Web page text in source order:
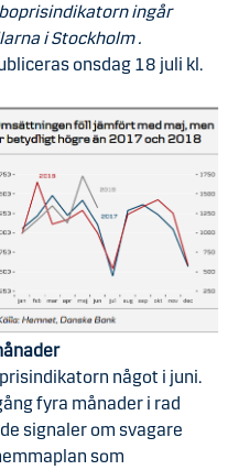
ingår
i Stockholm .
onsdag 18 juli kl.
något i juni.
fyra månader i rad
signaler om svagare
som